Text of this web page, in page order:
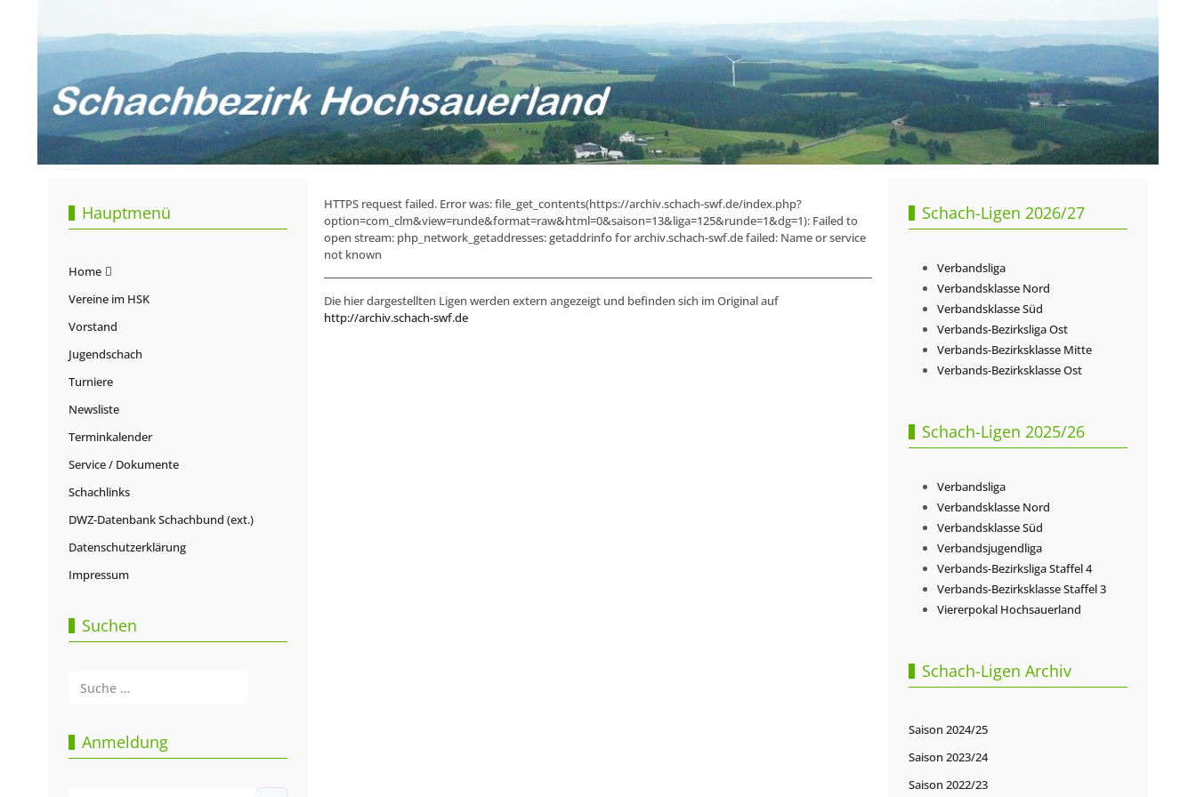
Hauptmenü
Home
Vereine im HSK
Vorstand
Jugendschach
Turniere
Newsliste
Terminkalender
Service / Dokumente
Schachlinks
DWZ-Datenbank Schachbund (ext.)
Datenschutzerklärung
Impressum
Suchen
Anmeldung
HTTPS request failed. Error was: file_get_contents(https://archiv.schach-swf.de/index.php?
option=com_clm&view=runde&format=raw&html=0&saison=13&liga=125&runde=1&dg=1): Failed to
open stream: php_network_getaddresses: getaddrinfo for archiv.schach-swf.de failed: Name or service
not known
Die hier dargestellten Ligen werden extern angezeigt und befinden sich im Original auf
http://archiv.schach-swf.de
Schach-Ligen 2026/27
Verbandsliga
Verbandsklasse Nord
Verbandsklasse Süd
Verbands-Bezirksliga Ost
Verbands-Bezirksklasse Mitte
Verbands-Bezirksklasse Ost
Schach-Ligen 2025/26
Verbandsliga
Verbandsklasse Nord
Verbandsklasse Süd
Verbandsjugendliga
Verbands-Bezirksliga Staffel 4
Verbands-Bezirksklasse Staffel 3
Viererpokal Hochsauerland
Schach-Ligen Archiv
Saison 2024/25
Saison 2023/24
Saison 2022/23